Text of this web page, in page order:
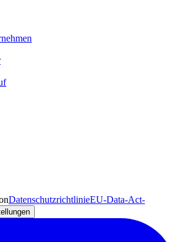
DatenschutzrichtlinieEU-Data-Act-